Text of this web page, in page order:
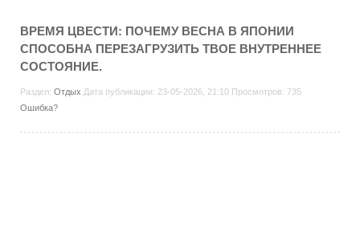
ВРЕМЯ ЦВЕСТИ: ПОЧЕМУ ВЕСНА В ЯПОНИИ
СПОСОБНА ПЕРЕЗАГРУЗИТЬ ТВОЕ ВНУТРЕННЕЕ
СОСТОЯНИЕ.
Раздел: Отдых Дата публикации: 23-05-2026, 21:10 Просмотров: 735
Ошибка?